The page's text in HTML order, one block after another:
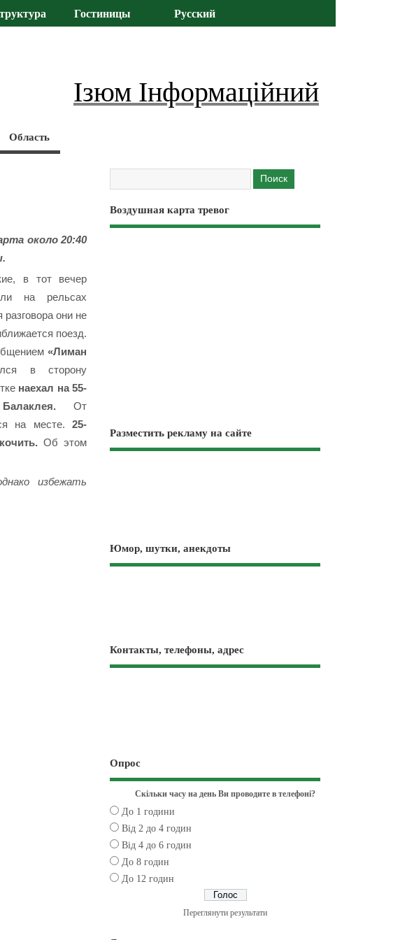
Гостиницы Русский
Ізюм Інформаційний
Область
около 20:40
в тот вечер
на рельсах
они не
поезд.
«Лиман
в сторону
наехал на 55-
От
на месте.25-
Об этом
избежать
Воздушная карта тревог
Разместить рекламу на сайте
Юмор, шутки, анекдоты
Контакты, телефоны, адрес
Опрос
Скільки часу на день Ви проводите в телефоні?
До 1 години
Від 2 до 4 годин
Від 4 до 6 годин
До 8 годин
До 12 годин
Переглянути результати